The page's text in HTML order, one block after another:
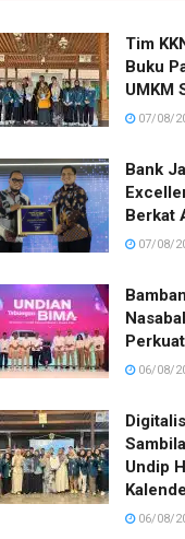
Tim
Buku
UMKM
07/08/
Bank
Berkat
07/08/
06/08/
Undip
06/08/